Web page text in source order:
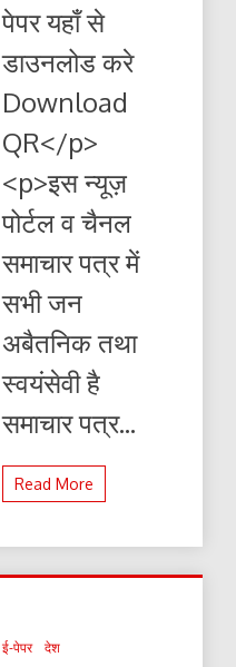
यहाँ
पढ़ें
डाउनलोड
पेपर यहाँ से
डाउनलोड करे
Download
QR</p>
<p>इस न्यूज़
पोर्टल व चैनल
समाचार पत्र में
सभी जन
अबैतनिक तथा
स्वयंसेवी है
समाचार पत्र...
Read More
ई-पेपर देश